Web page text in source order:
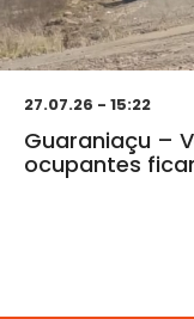
27.07.26 - 15:22
Guaraniaçu –
ocupantes